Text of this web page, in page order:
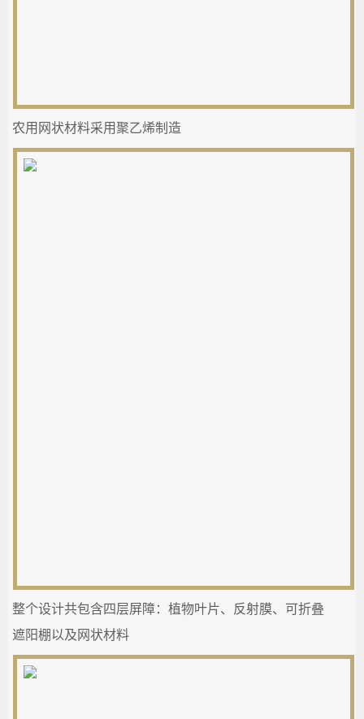
农用网状材料采用聚乙烯制造
整个设计共包含四层屏障：植物叶片、反射膜、可折叠
遮阳棚以及网状材料